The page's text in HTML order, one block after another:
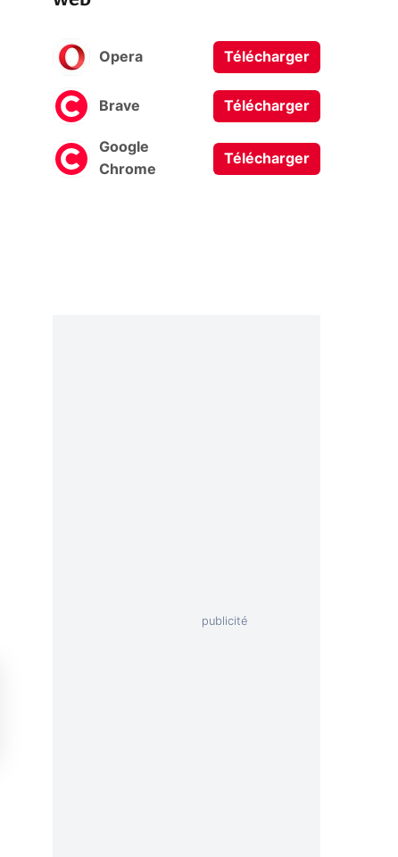
Opera Télécharger
Brave Télécharger
Google
Chrome
Télécharger